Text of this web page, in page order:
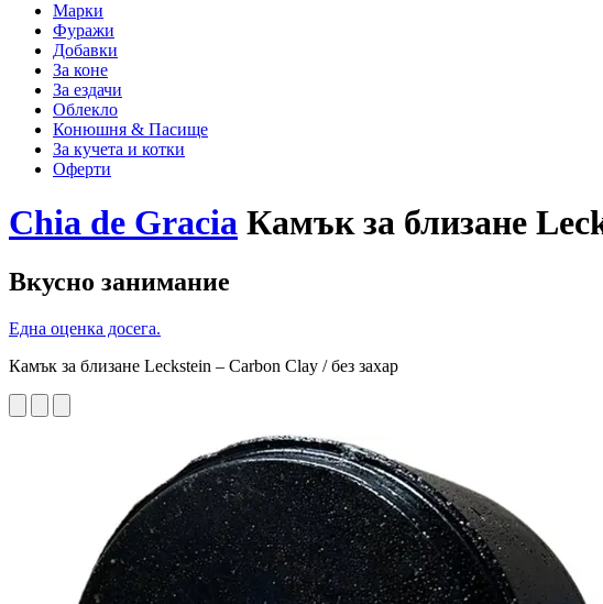
Марки
Фуражи
Добавки
За коне
За ездачи
Облекло
Конюшня & Пасище
За кучета и котки
Оферти
Chia de Gracia Камък за близане
Вкусно занимание
Една оценка досега.
Камък за близане Leckstein – Carbon Clay / без захар